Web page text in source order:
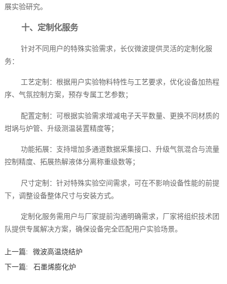
展实验研究。
十、定制化服务
针对不同用户的特殊实验需求，长仪微波提供灵活的定制化服
务：
工艺定制：根据用户实验物料特性与工艺要求，优化设备加热程
序、气氛控制方案，预存专属工艺参数；
配置定制：可根据实验需求增减电子天平数量、更换不同材质的
坩埚与炉管、升级测温装置精度等；
功能拓展：支持增加多通道数据采集接口、升级气氛混合与流量
控制精度、拓展热解液体分离称重级数等；
尺寸定制：针对特殊实验空间需求，可在不影响设备性能的前提
下，调整设备整体尺寸与安装方式。
定制化服务需用户与厂家提前沟通明确需求，厂家将组织技术团
队提供专属解决方案，确保设备完全匹配用户实验场景。
上一篇:
微波高温烧结炉
下一篇:
石墨烯膨化炉